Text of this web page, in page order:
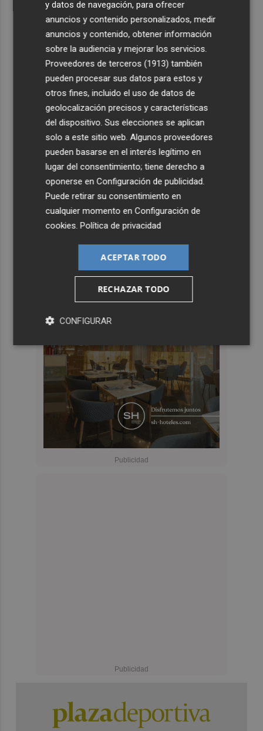
y datos de navegación, para ofrecer
anuncios y contenido personalizados, medir
anuncios y contenido, obtener información
sobre la audiencia y mejorar los servicios.
Proveedores de terceros (1913) también
pueden procesar sus datos para estos y
otros fines, incluido el uso de datos de
geolocalización precisos y características
del dispositivo. Sus elecciones se aplican
solo a este sitio web. Algunos proveedores
pueden basarse en el interés legítimo en
lugar del consentimiento; tiene derecho a
oponerse enConfiguración de publicidad
Puede retirar su consentimiento en
cualquier momento enConfiguración de
cookies .Política de privacidad
ACEPTAR TODO
RECHAZAR TODO
CONFIGURAR